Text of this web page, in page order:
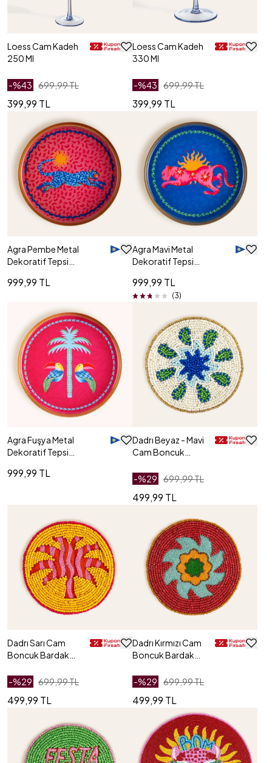
Loess Cam Kadeh
250 Ml
-%43 699,99 TL
399,99 TL
Loess Cam Kadeh
330 Ml
-%43 699,99 TL
399,99 TL
Agra Pembe Metal
Dekoratif Tepsi
999,99 TL
Agra Mavi Metal
Dekoratif Tepsi
999,99 TL
(3)
Agra Fuşya Metal
Dekoratif Tepsi
999,99 TL
Dadrı Beyaz - Mavi
Cam Boncuk
Cm
-%29 699,99 TL
499,99 TL
Dadrı Sarı Cam
Boncuk Bardak
-%29 699,99 TL
499,99 TL
Dadrı Kırmızı Cam
Boncuk Bardak
-%29 699,99 TL
499,99 TL